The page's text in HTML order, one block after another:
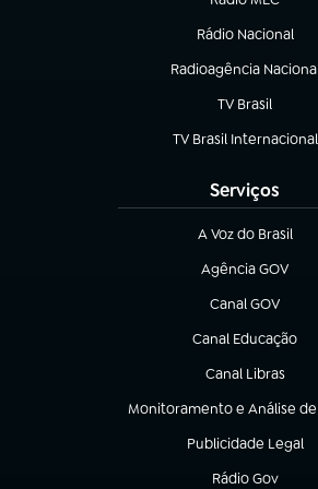
Rádio Nacional
(abre em nova aba)
Radioagência
(abre em nova aba)
TV Brasil
(abre em nova
TV Brasil Internacional
(abre em nova aba)
Serviços
A Voz do Brasil
(abre em nova aba)
Agência GOV
(abre em nova aba)
Canal GOV
(abre em nova
Canal Educação
(abre em nova aba)
Canal Libras
(abre em nova
Monitoramento e Análise
(abre em nova aba)
Publicidade Legal
(abre em nova aba)
Rádio Gov